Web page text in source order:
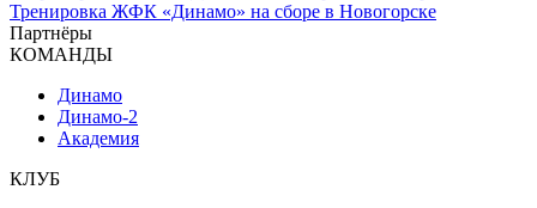
Тренировка ЖФК «Динамо» на сборе в Новогорске
Партнёры
КОМАНДЫ
Динамо
Динамо-2
Академия
КЛУБ